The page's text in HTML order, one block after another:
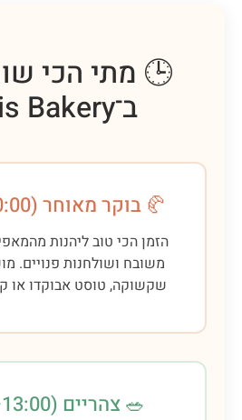
🕒 מתי הכי
ב־Patis Bakery?
🥐 בוקר מאוחר (10:00–13:00)
הזמן הכי טוב ליהנות
משובח ושולחנות פנויים.
שקשוקה, טוסט אבוקדו או
🥗 צהריים (13:00–15:00)